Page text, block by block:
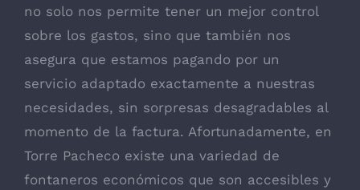
no solo nos permite tener un mejor control
sobre los gastos, sino que también nos
asegura que estamos pagando por un
servicio adaptado exactamente a nuestras
necesidades, sin sorpresas desagradables al
momento de la factura. Afortunadamente, en
Torre Pacheco existe una variedad de
fontaneros económicos que son accesibles y